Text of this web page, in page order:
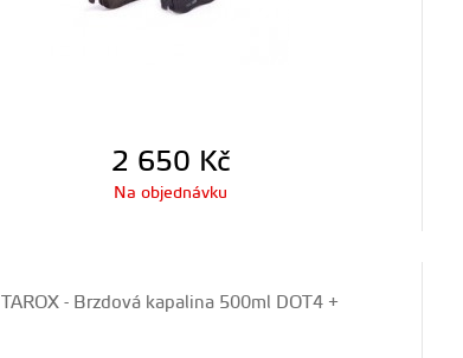
2 650 Kč
Na objednávku
TAROX - Brzdová kapalina 500ml DOT4 +